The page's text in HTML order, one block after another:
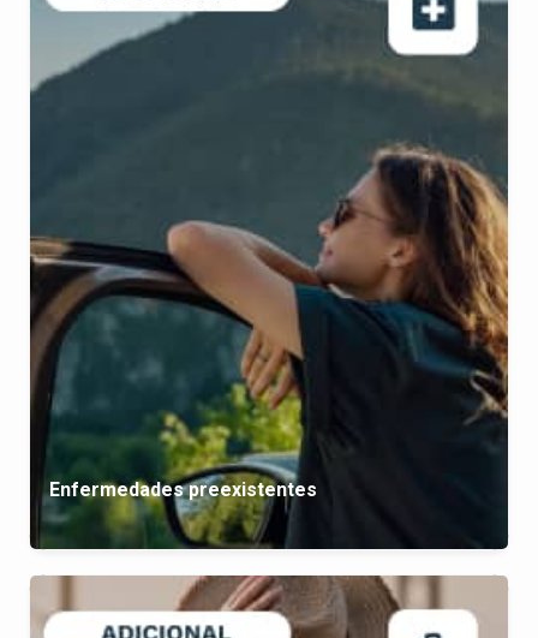
Enfermedades preexistentes